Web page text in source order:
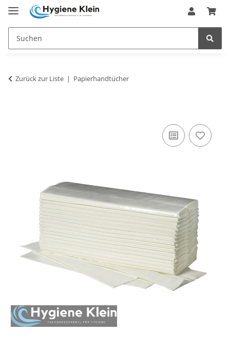
Zurück zur Liste Papierhandtücher